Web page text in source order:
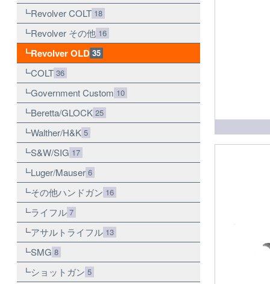
Revolver COLT 18
Revolver その他 16
Revolver OLD 35
COLT 36
Government Custom 10
Beretta/GLOCK 25
Walther/H&K 5
S&W/SIG 17
Luger/Mauser 6
その他ハンドガン 16
ライフル 7
アサルトライフル 13
SMG 8
ショットガン 5